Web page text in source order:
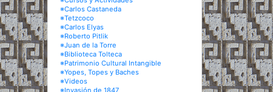
※Carlos Castaneda
※Tetzcoco
※Carlos Elyas
※Roberto Pitlik
※Juan de la Torre
※Biblioteca Tolteca
※Patrimonio Cultural Intangible
※Yopes, Topes y Baches
※Videos
※Invasión de 1847